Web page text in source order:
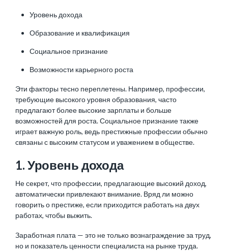
Уровень дохода
Образование и квалификация
Социальное признание
Возможности карьерного роста
Эти факторы тесно переплетены. Например, профессии,
требующие высокого уровня образования, часто
предлагают более высокие зарплаты и больше
возможностей для роста. Социальное признание также
играет важную роль, ведь престижные профессии обычно
связаны с высоким статусом и уважением в обществе.
1. Уровень дохода
Не секрет, что профессии, предлагающие высокий доход,
автоматически привлекают внимание. Вряд ли можно
говорить о престиже, если приходится работать на двух
работах, чтобы выжить.
Заработная плата — это не только вознаграждение за труд,
но и показатель ценности специалиста на рынке труда.